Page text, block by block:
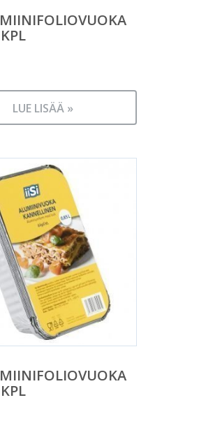
LUE LISÄÄ »